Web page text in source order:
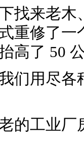
来老木
重修了
高了 50
用尽各
工业厂